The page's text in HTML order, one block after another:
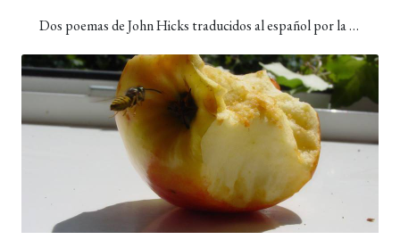
Dos poemas de John Hicks traducidos al español por la …